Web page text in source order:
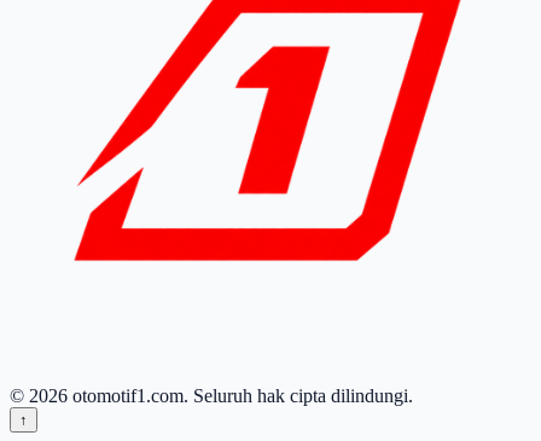
© 2026 otomotif1.com. Seluruh hak cipta dilindungi.
↑